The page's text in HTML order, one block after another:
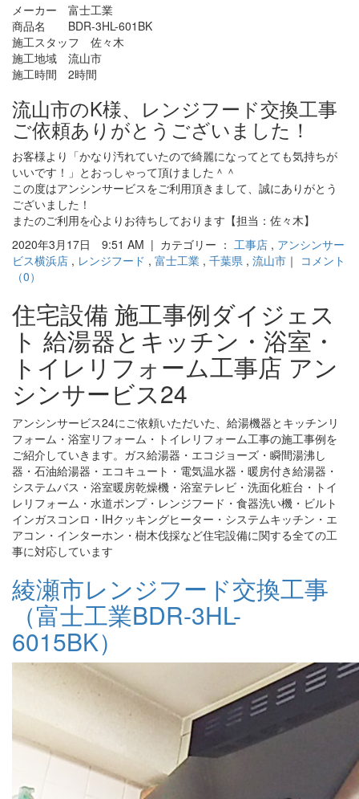
メーカー 富士工業
商品名 BDR-3HL-601BK
施工スタッフ 佐々木
施工地域 流山市
施工時間 2時間
流山市のK様、レンジフード交換工事
ご依頼ありがとうございました！
お客様より「かなり汚れていたので綺麗になってとても気持ちが
いいです！」とおっしゃって頂けました＾＾
この度はアンシンサービスをご利用頂きまして、誠にありがとう
ございました！
またのご利用を心よりお待ちしております【担当：佐々木】
2020年3月17日 9:51 AM | カテゴリー ： 工事店 , アンシンサー
ビス横浜店 , レンジフード , 富士工業 , 千葉県 , 流山市 ｜ コメント
（0）
住宅設備 施工事例ダイジェス
ト 給湯器とキッチン・浴室・
トイレリフォーム工事店 アン
シンサービス24
アンシンサービス24にご依頼いただいた、給湯機器とキッチンリ
フォーム・浴室リフォーム・トイレリフォーム工事の施工事例を
ご紹介していきます。ガス給湯器・エコジョーズ・瞬間湯沸し
器・石油給湯器・エコキュート・電気温水器・暖房付き給湯器・
システムバス・浴室暖房乾燥機・浴室テレビ・洗面化粧台・トイ
レリフォーム・水道ポンプ・レンジフード・食器洗い機・ビルト
インガスコンロ・IHクッキングヒーター・システムキッチン・エ
アコン・インターホン・樹木伐採など住宅設備に関する全ての工
事に対応しています
綾瀬市レンジフード交換工事
（富士工業BDR-3HL-
6015BK）